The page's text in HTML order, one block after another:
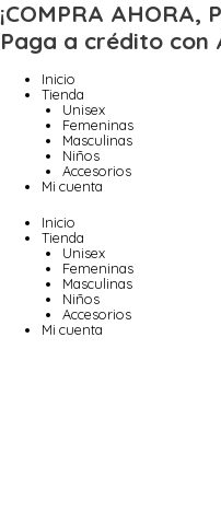
Ir
al
contenido
¡COMPRA AHORA,
Paga a crédito con
Inicio
Tienda
Unisex
Femeninas
Masculinas
Niños
Accesorios
Mi cuenta
Inicio
Tienda
Unisex
Femeninas
Masculinas
Niños
Accesorios
Mi cuenta